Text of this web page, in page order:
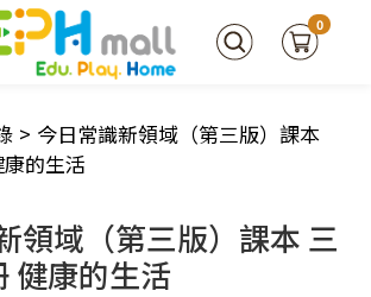
0
> 今日常識新領域（第三版）課本
的生活
領域（第三版）課本 三
健康的生活